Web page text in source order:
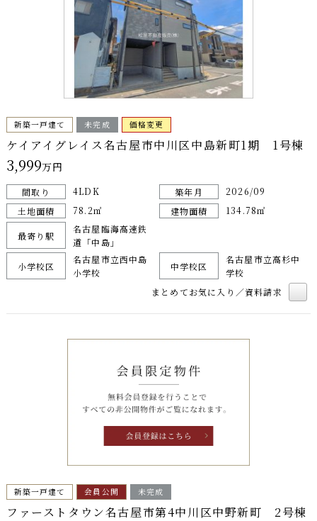
新築一戸建て 未完成 価格変更
ケイアイグレイス名古屋市中川区中島新町1期 1号棟
3,999万円
間取り 4LDK 築年月
2026/09
土地面積
78.2㎡ 建物面積 134.78㎡
最寄り駅
名古屋臨海高速鉄
道「中島」
小学校区
名古屋市立西中島
小学校
中学校区
名古屋市立高杉中
学校
まとめてお気に入り／資料請求
新築一戸建て 会員公開 未完成
ファーストタウン名古屋市第4中川区中野新町 2号棟